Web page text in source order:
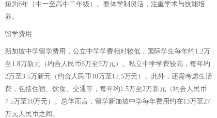
短为6年（中一至高中二年级）。整体学制灵活，注重学术与技能培
养。
留学费用
新加坡中学留学费用，公立中学学费相对较低，国际学生每年约1.2万
至1.8万新元（约合人民币6万至9万元）。私立中学学费较高，每年约
2万至3.5万新元（约合人民币10万至17.5万元）。此外，还需考虑生活
费，包括住宿、饮食、交通等，每年约1.5万至2万新元（约合人民币
7.5万至10万元）。总体而言，留学新加坡中学每年费用约在13万至27
万元人民币之间。